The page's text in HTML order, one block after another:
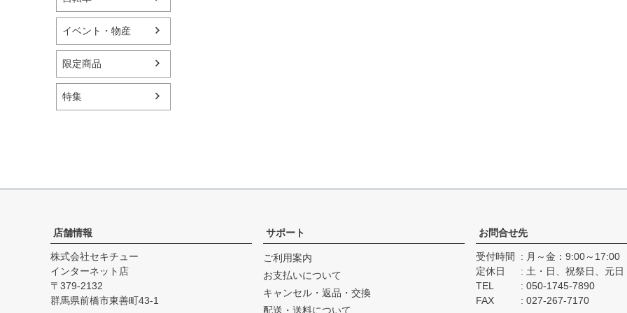
イベント・物産
限定商品
特集
店舗情報
株式会社セキチュー
インターネット店
379-2132
群馬県前橋市東善町43-1
サポート
ご利用案内
お支払いについて
キャンセル・返品・交換
配送・送料について
お問合せ先
受付時間
月～金：9:00～17:00
定休日
土・日、祝祭日、元日
TEL
050-1745-7890
FAX
027-267-7170